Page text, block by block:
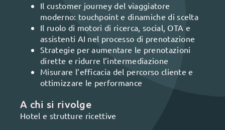
Il customer journey del viaggiatore
moderno: touchpoint e dinamiche di scelta
Il ruolo di motori di ricerca, social, OTA e
assistenti AI nel processo di prenotazione
Strategie per aumentare le prenotazioni
dirette e ridurre l’intermediazione
Misurare l’efficacia del percorso cliente e
ottimizzare le performance
A chi si rivolge
Hotel e strutture ricettive